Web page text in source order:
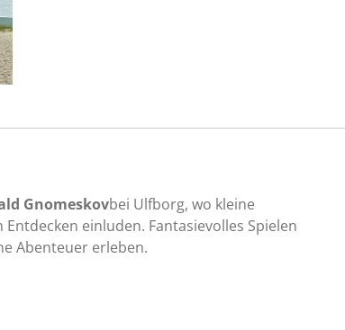
Gnomeskovbei Ulfborg, wo kleine
einluden. Fantasievolles Spielen
Abenteuer erleben.